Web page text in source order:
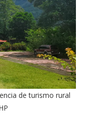
de turismo rural